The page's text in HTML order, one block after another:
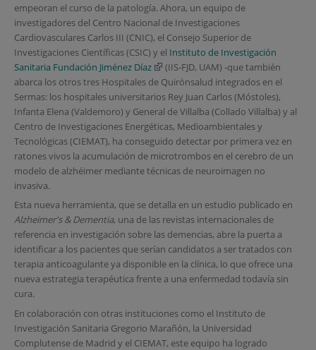
empeoran el curso de la patología. Ahora, un equipo de
investigadores del Centro Nacional de Investigaciones
Cardiovasculares Carlos III (CNIC), el Consejo Superior de
Investigaciones Científicas (CSIC) y el Instituto de Investigación
Sanitaria Fundación Jiménez Díaz
(IIS-FJD, UAM) -que también
abarca los otros tres Hospitales de Quirónsalud integrados en el
Sermas: los hospitales universitarios Rey Juan Carlos (Móstoles),
Infanta Elena (Valdemoro) y General de Villalba (Collado Villalba) y al
Centro de Investigaciones Energéticas, Medioambientales y
Tecnológicas (CIEMAT), ha conseguido detectar por primera vez en
ratones vivos la acumulación de microtrombos en el cerebro de un
modelo de alzhéimer mediante técnicas de neuroimagen no
invasiva.
Esta nueva herramienta, que se detalla en un estudio publicado en
Alzheimer's & Dementia, una de las revistas internacionales de
referencia en investigación sobre las demencias, abre la puerta a
identificar a los pacientes que serían candidatos a ser tratados con
terapia anticoagulante ya disponible en la clínica, lo que ofrece una
nueva estrategia terapéutica frente a una enfermedad todavía sin
cura.
En colaboración con otras instituciones como el Instituto de
Investigación Sanitaria Gregorio Marañón, la Universidad
Complutense de Madrid y el CIEMAT, este equipo ha logrado